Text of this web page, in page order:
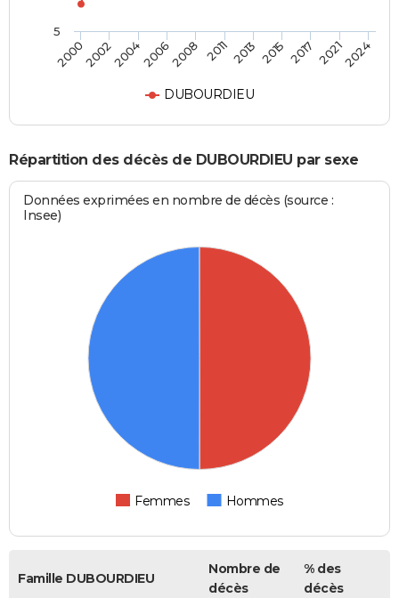
DUBOURDIEU
20002002200420062008 2011 2013 2015 2017 20212024
5
Répartition des décès de DUBOURDIEU par sexe
Données exprimées en nombre de décès (source :
Insee)
Femmes Hommes
Famille DUBOURDIEU
Nombre de
décès
% des
décès